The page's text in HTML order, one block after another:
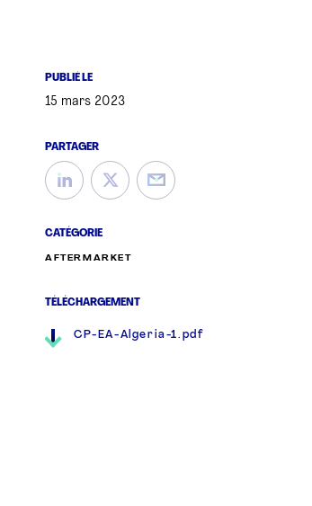
PUBLIÉ LE
15 mars 2023
PARTAGER
CATÉGORIE
AFTERMARKET
TÉLÉCHARGEMENT
CP-EA-Algeria-1.pdf